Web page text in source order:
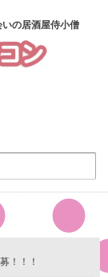
の居酒屋侍小僧
！！！